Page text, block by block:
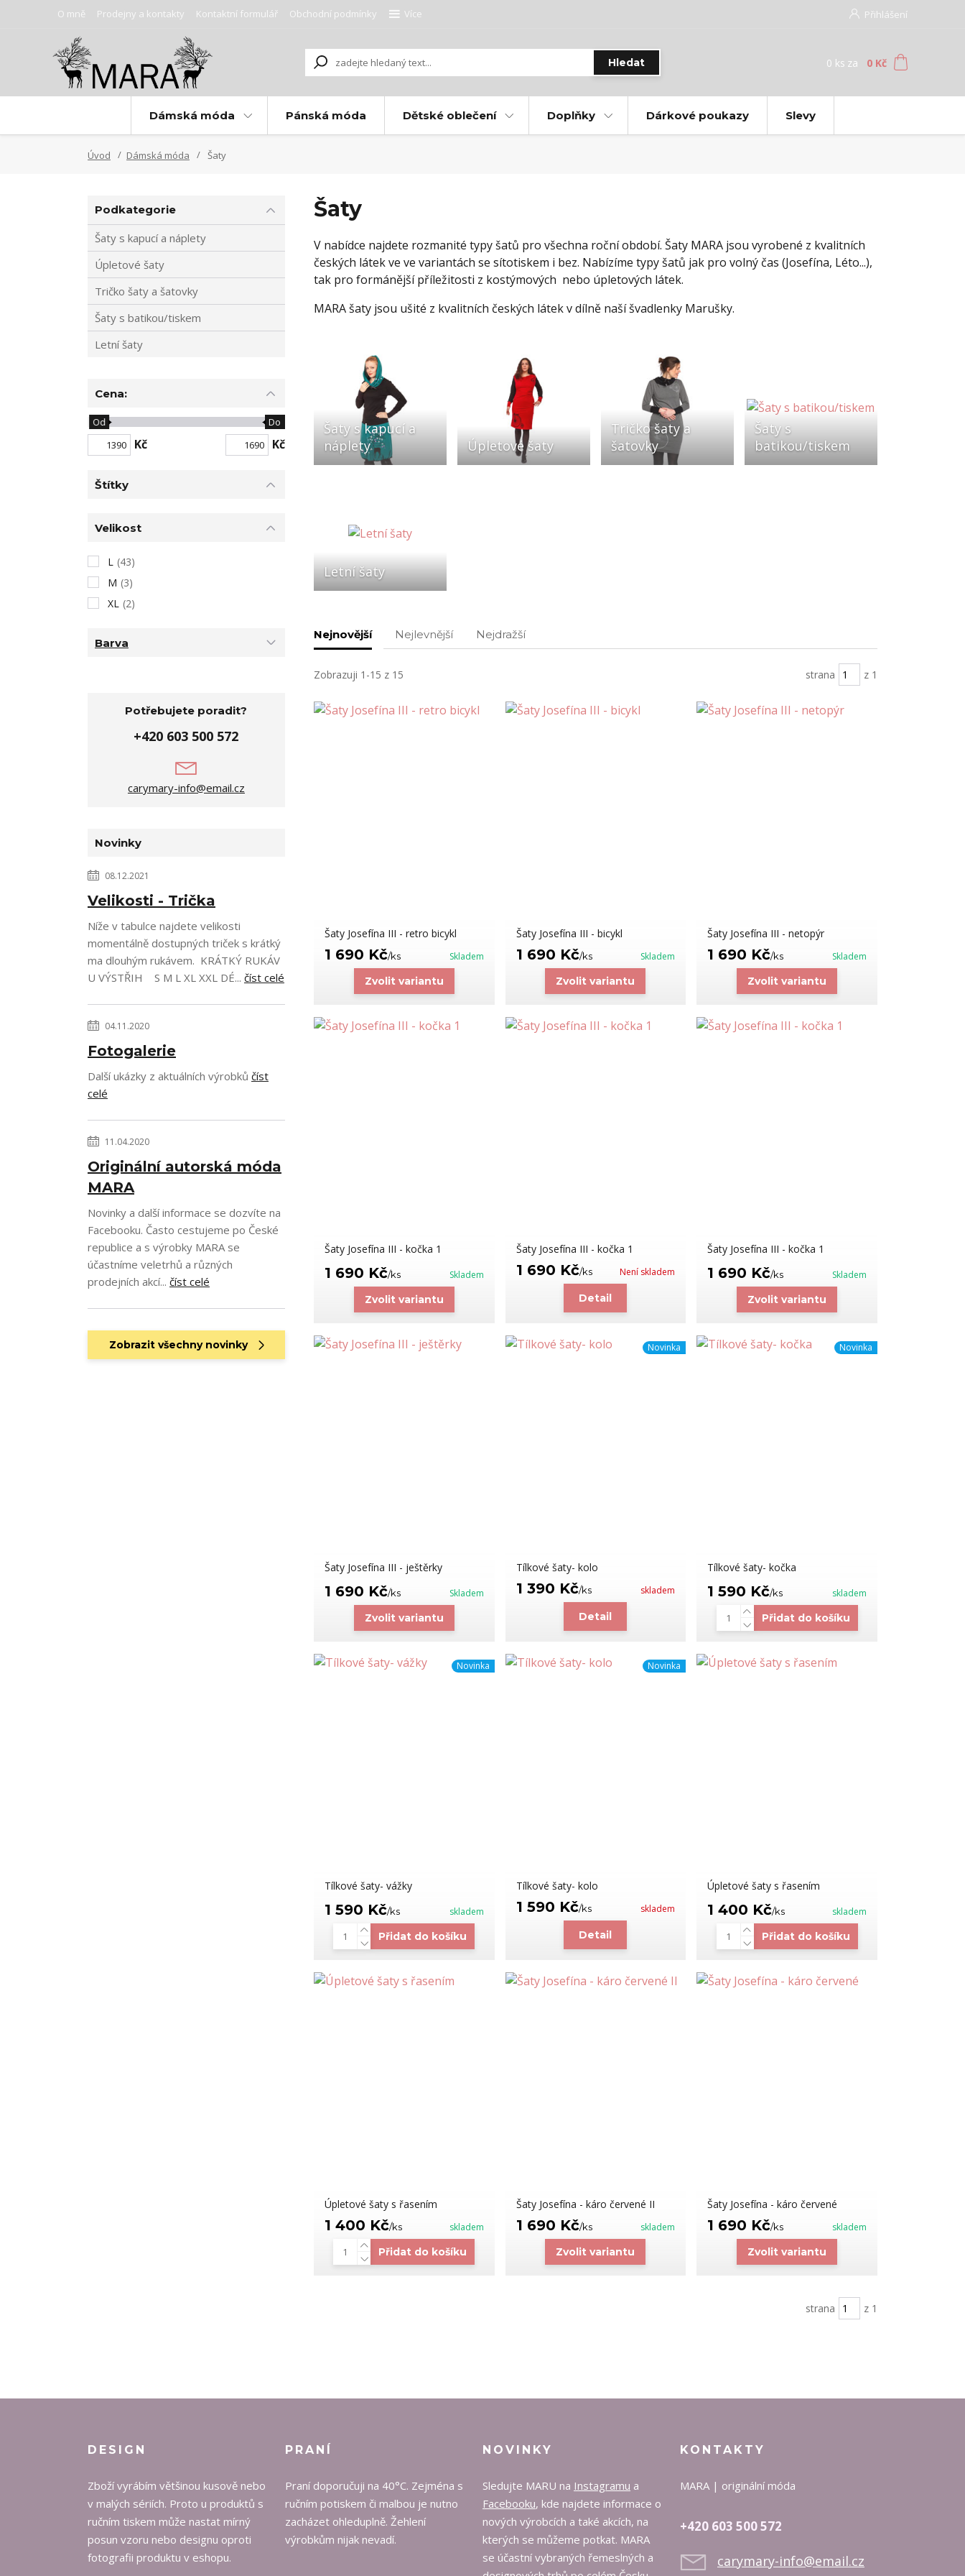
O mně Prodejny a kontakty Kontaktní formulář Obchodní podmínky Více Přihlášení
Hledat 0 ks za 0 Kč
Dámská móda Pánská móda Dětské oblečení Doplňky Dárkové poukazy Slevy
Úvod Dámská móda Šaty
Šaty
V nabídce najdete rozmanité typy šatů pro všechna roční období. Šaty MARA jsou vyrobené z kvalitních
českých látek ve ve variantách se sítotiskem i bez. Nabízíme typy šatů jak pro volný čas (Josefína, Léto...),
tak pro formánější příležitosti z kostýmových nebo úpletových látek.
MARA šaty jsou ušité z kvalitních českých látek v dílně naší švadlenky Marušky.
Šaty s kapucí a
náplety
Úpletové šaty
Tričko šaty a
šatovky
Šaty s
batikou/tiskem
Letní šaty
Nejnovější Nejlevnější Nejdražší
Zobrazuji 1-15 z 15 strana z 1
Šaty Josefína III - retro bicykl
1 690 Kč/ks Skladem
Zvolit variantu
Šaty Josefína III - bicykl
1 690 Kč/ks Skladem
Zvolit variantu
Šaty Josefína III - netopýr
1 690 Kč/ks Skladem
Zvolit variantu
Šaty Josefína III - kočka 1
1 690 Kč/ks Skladem
Zvolit variantu
Šaty Josefína III - kočka 1
1 690 Kč/ks Není skladem
Detail
Šaty Josefína III - kočka 1
1 690 Kč/ks Skladem
Zvolit variantu
Šaty Josefína III - ještěrky
1 690 Kč/ks Skladem
Zvolit variantu
Novinka
Tílkové šaty- kolo
1 390 Kč/ks skladem
Detail
Novinka
Tílkové šaty- kočka
1 590 Kč/ks skladem
Přidat do košíku
Novinka
Tílkové šaty- vážky
1 590 Kč/ks skladem
Přidat do košíku
Novinka
Tílkové šaty- kolo
1 590 Kč/ks skladem
Detail
Úpletové šaty s řasením
1 400 Kč/ks skladem
Přidat do košíku
Úpletové šaty s řasením
1 400 Kč/ks skladem
Přidat do košíku
Šaty Josefína - káro červené II
1 690 Kč/ks skladem
Zvolit variantu
Šaty Josefína - káro červené
1 690 Kč/ks skladem
Zvolit variantu
strana z 1
Podkategorie
Šaty s kapucí a náplety
Úpletové šaty
Tričko šaty a šatovky
Šaty s batikou/tiskem
Letní šaty
Cena:
Kč
Od Do
Kč
Štítky
Velikost
L (43)
M (3)
XL (2)
Barva
Potřebujete poradit?
+420 603 500 572
carymary-info@email.cz
Novinky
08.12.2021
Velikosti - Trička
Níže v tabulce najdete velikosti
momentálně dostupných triček s krátký
ma dlouhým rukávem. KRÁTKÝ RUKÁV
U VÝSTŘIH S M L XL XXL DÉ... číst celé
04.11.2020
Fotogalerie
Další ukázky z aktuálních výrobků číst
celé
11.04.2020
Originální autorská móda
MARA
Novinky a další informace se dozvíte na
Facebooku. Často cestujeme po České
republice a s výrobky MARA se
účastníme veletrhů a různých
prodejních akcí... číst celé
Zobrazit všechny novinky
DESIGN
Zboží vyrábím většinou kusově nebo
v malých sériích. Proto u produktů s
ručním tiskem může nastat mírný
posun vzoru nebo designu oproti
fotografii produktu v eshopu.
PRANÍ
Praní doporučuji na 40°C. Zejména s
ručním potiskem či malbou je nutno
zacházet ohleduplně. Žehlení
výrobkům nijak nevadí.
NOVINKY
Sledujte MARU na Instagramu a
Facebooku, kde najdete informace o
nových výrobcích a také akcích, na
kterých se můžeme potkat. MARA
se účastní vybraných řemeslných a
KONTAKTY
MARA | originální móda
+420 603 500 572
carymary-info@email.cz